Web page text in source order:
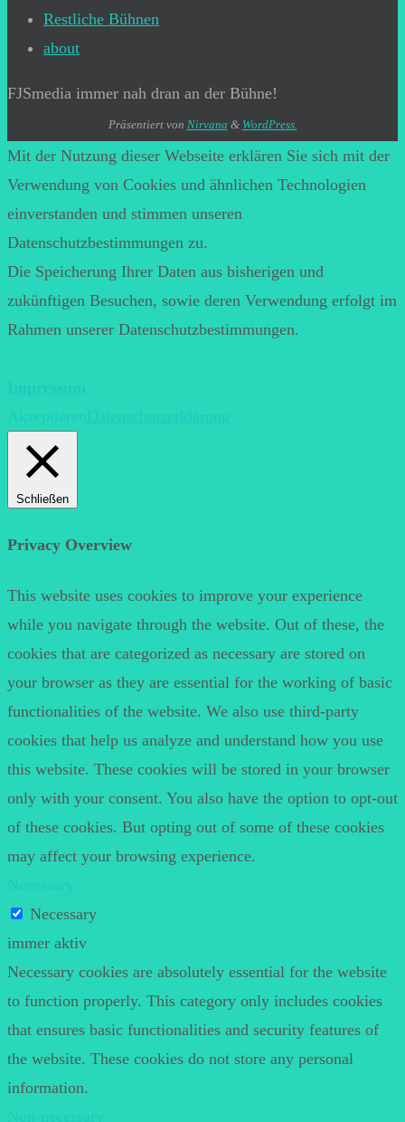
Restliche Bühnen
about
FJSmedia immer nah dran an der Bühne!
Präsentiert von Nirvana & WordPress.
Mit der Nutzung dieser Webseite erklären Sie sich mit der
Verwendung von Cookies und ähnlichen Technologien
einverstanden und stimmen unseren
Datenschutzbestimmungen zu.
Die Speicherung Ihrer Daten aus bisherigen und
zukünftigen Besuchen, sowie deren Verwendung erfolgt im
Rahmen unserer Datenschutzbestimmungen.
Schließen
Privacy Overview
This website uses cookies to improve your experience
while you navigate through the website. Out of these, the
cookies that are categorized as necessary are stored on
your browser as they are essential for the working of basic
functionalities of the website. We also use third-party
cookies that help us analyze and understand how you use
this website. These cookies will be stored in your browser
only with your consent. You also have the option to opt-out
of these cookies. But opting out of some of these cookies
may affect your browsing experience.
Necessary
immer aktiv
Necessary cookies are absolutely essential for the website
to function properly. This category only includes cookies
that ensures basic functionalities and security features of
the website. These cookies do not store any personal
information.